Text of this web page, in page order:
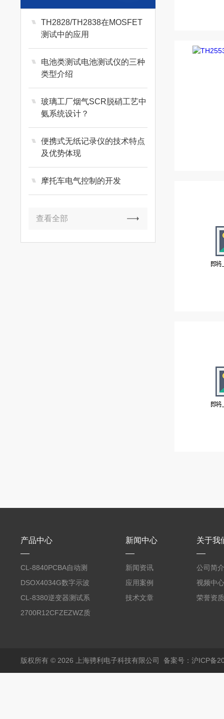
TH2828/TH2838在MOSFET
测试中的应用
电池类测试电池测试仪的三种
类型介绍
玻璃工厂烟气SCR脱硝工艺中
氨系统设计？
便携式无纸记录仪的技术特点
及优势体现
摩托车电气控制的开发
查看全部
产品中心
CL-8840PCBA自动测
试台系统
DSOX4034G数字示波
器
CL-8380逆变器测试系
统台
2700R12CFZEZWZ质
新闻中心
新闻资讯
应用案例
技术文章
关于我
公司简介
视频中心
荣誉资质
版权所有 © 2026 上海骋利电子科技有限公司 备案号：沪ICP备